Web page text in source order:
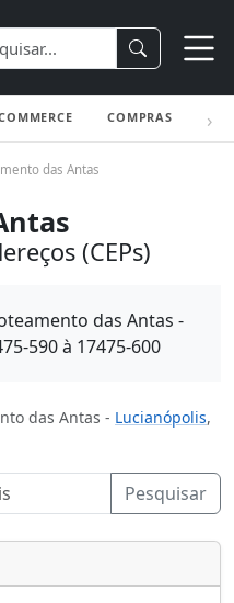
COMPRAS
das Antas
(CEPs)
das Antas -
590 à 17475-600
das Antas - Lucianópolis,
Pesquisar